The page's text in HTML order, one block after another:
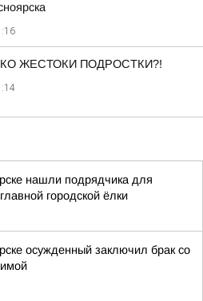
ЖЕСТОКИ ПОДРОСТКИ?!
нашли подрядчика для
городской ёлки
осужденный заключил брак со